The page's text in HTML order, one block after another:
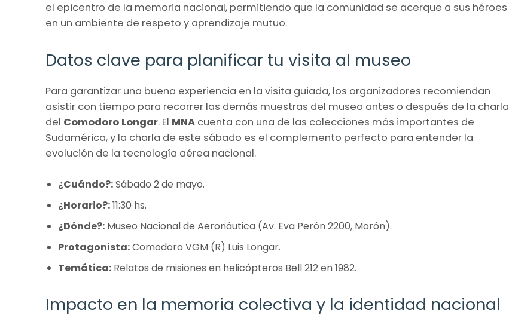
el epicentro de la memoria nacional, permitiendo que la comunidad se acerque a sus héroes
en un ambiente de respeto y aprendizaje mutuo.
Datos clave para planificar tu visita al museo
Para garantizar una buena experiencia en la visita guiada, los organizadores recomiendan
asistir con tiempo para recorrer las demás muestras del museo antes o después de la charla
del Comodoro Longar. El MNA cuenta con una de las colecciones más importantes de
Sudamérica, y la charla de este sábado es el complemento perfecto para entender la
evolución de la tecnología aérea nacional.
¿Cuándo?:Sábado 2 de mayo.
¿Horario?:11:30 hs.
¿Dónde?: Museo Nacional de Aeronáutica (Av. Eva Perón 2200, Morón).
Protagonista:Comodoro VGM (R) Luis Longar.
Temática: Relatos de misiones en helicópteros Bell 212 en 1982.
Impacto en la memoria colectiva y la identidad nacional